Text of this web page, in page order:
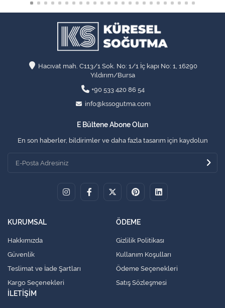
Hacıvat mah. C113/1 Sok. No: 1/1 İç kapı No: 1, 16290
Yıldırım/Bursa
+90 533 420 86 54
info@kssogutma.com
E Bültene Abone Olun
En son haberler, bildirimler ve daha fazla tasarım için kaydolun
KURUMSAL
Hakkımızda
Güvenlik
Teslimat ve İade Şartları
Kargo Seçenekleri
ÖDEME
Gizlilik Politikası
Kullanım Koşulları
Ödeme Seçenekleri
Satış Sözleşmesi
İLETİŞİM